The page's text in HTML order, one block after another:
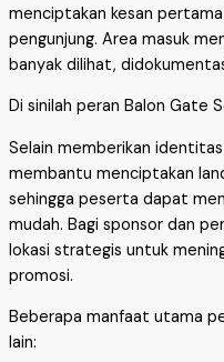
menciptakan kesan
pengunjung. Area masuk
banyak dilihat,
Di sinilah peran Balon Gate
Selain memberikan
membantu menciptakan
sehingga peserta dapat
mudah. Bagi sponsor dan
lokasi strategis untuk
promosi.
Beberapa manfaat utama
lain: